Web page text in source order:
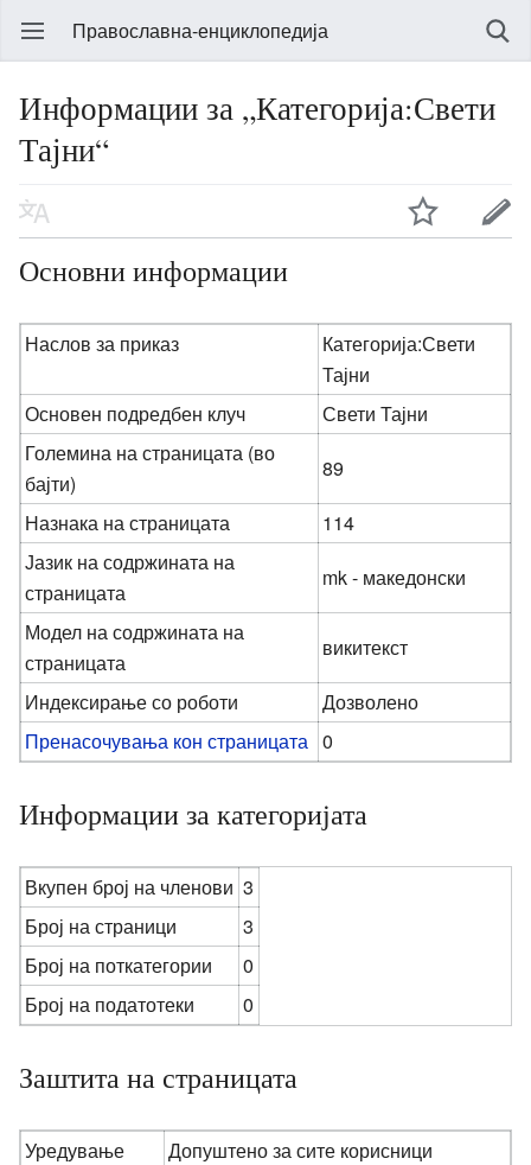
Православна-енциклопедија
Информации за „Категорија:Свети
Тајни“
Основни информации
Наслов за приказ
Категорија:Свети
Тајни
Основен подредбен клуч
Свети Тајни
Големина на страницата (во
бајти)
89
Назнака на страницата
114
Јазик на содржината на
страницата
mk - македонски
Модел на содржината на
страницата
викитекст
Индексирање со роботи
Дозволено
Пренасочувања кон страницата 0
Информации за категоријата
Вкупен број на членови 3
Број на страници
3
Број на поткатегории
0
Број на податотеки
0
Заштита на страницата
Уредување
Допуштено за сите корисници